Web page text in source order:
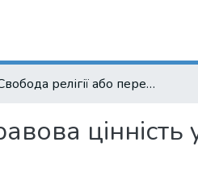
Свобода релігії або переконань як правова цінність у сучасних дискурсах про права людини
цінність